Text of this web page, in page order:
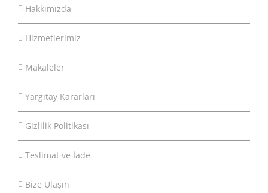
Hakkımızda
Hizmetlerimiz
Makaleler
Yargıtay Kararları
Gizlilik Politikası
Teslimat ve İade
Bize Ulaşın